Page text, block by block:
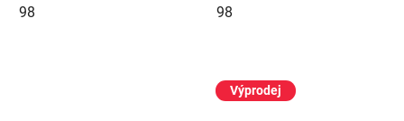
98 98
Výprodej